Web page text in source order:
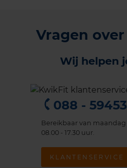
Vragen
Wij helpen
088 -
Bereikbaar van
08.00 - 17.30 uur.
KLANTENSERVICE